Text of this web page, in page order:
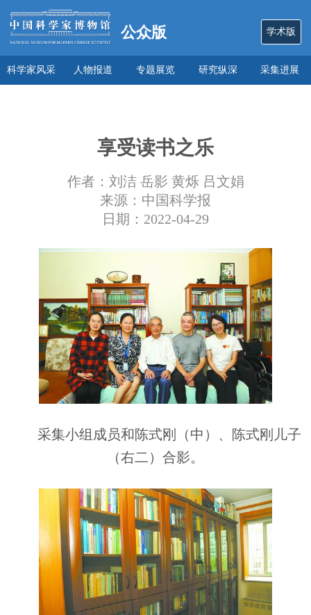
公众版 学术版
科学家风采 人物报道 专题展览 研究纵深 采集进展
享受读书之乐
作者：刘洁 岳影 黄烁 吕文娟
来源：中国科学报
日期：2022-04-29
采集小组成员和陈式刚（中）、陈式刚儿子
（右二）合影。